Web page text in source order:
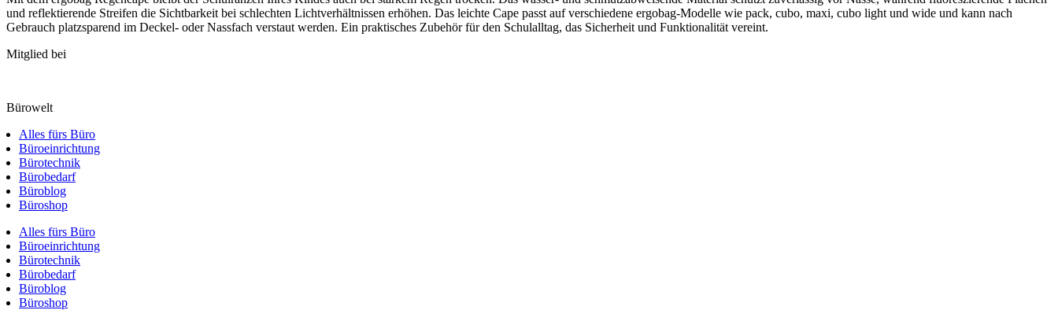
und reflektierende Streifen die Sichtbarkeit bei schlechten Lichtverhältnissen erhöhen. Das leichte Cape passt auf verschiedene ergobag-Modelle wie pack, cubo, maxi, cubo light und wide und kann nach
Gebrauch platzsparend im Deckel- oder Nassfach verstaut werden. Ein praktisches Zubehör für den Schulalltag, das Sicherheit und Funktionalität vereint.
Mitglied bei
Bürowelt
Alles fürs Büro
Büroeinrichtung
Bürotechnik
Bürobedarf
Büroblog
Büroshop
Alles fürs Büro
Büroeinrichtung
Bürotechnik
Bürobedarf
Büroblog
Büroshop